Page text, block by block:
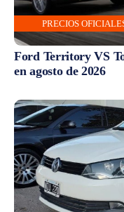
PRECIOS
Ford Territory VS
en agosto de 2026